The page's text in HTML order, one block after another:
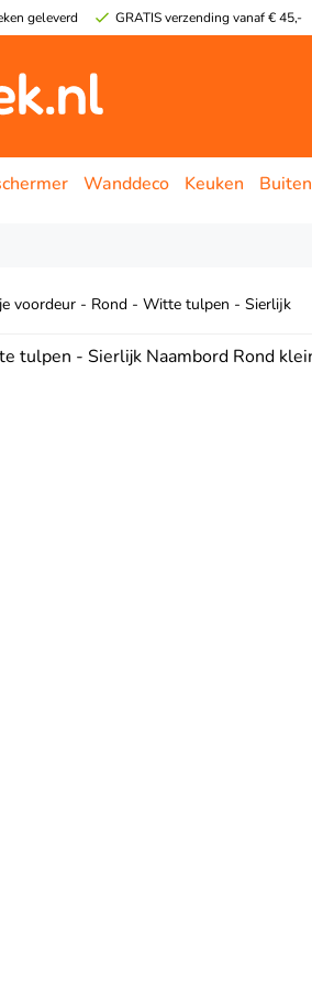
geleverd GRATIS verzending vanaf € 45,-
Wanddeco Keuken Buiten
voordeur - Rond - Witte tulpen - Sierlijk